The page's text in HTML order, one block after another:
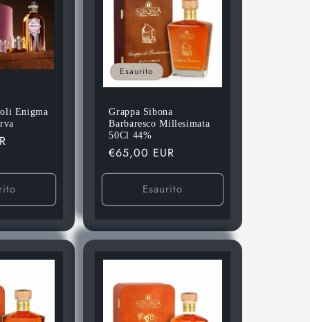
Enigma
Esaurito
Grappa Sibona
Barbaresco Millesimata
50Cl 44%
Prezzo
di
€65,00 EUR
Esaurito